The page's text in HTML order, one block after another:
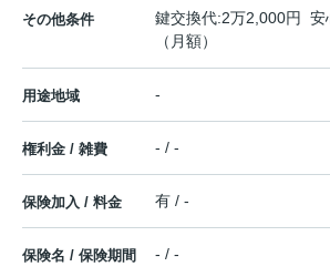
その他条件
鍵交換代:2万2,000円 安
（月額）
用途地域 -
権利金 / 雑費 - / -
保険加入 / 料金 有 / -
保険名 / 保険期間 - / -